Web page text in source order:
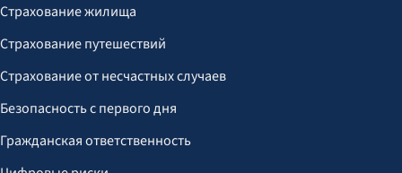
Страхование жилища
Страхование путешествий
Страхование от несчастных случаев
Безопасность с первого дня
Гражданская ответственность